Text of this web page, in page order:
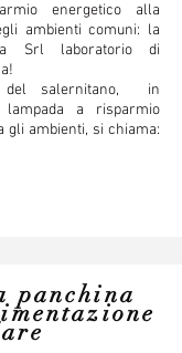
energetico alla
ambienti comuni: la
Srl laboratorio di
del salernitano, in
lampada a risparmio
gli ambienti, si chiama:
panchina